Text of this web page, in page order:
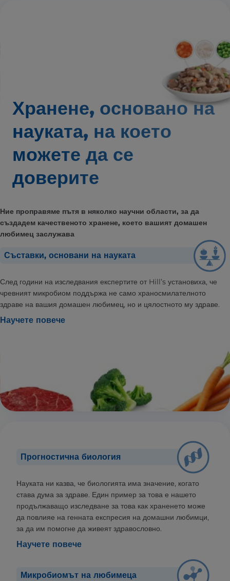
Хранене, основано на
науката, на което
можете да се
доверите
Ние проправяме пътя в няколко научни области, за да
създадем качественото хранене, което вашият домашен
любимец заслужава
Съставки, основани на науката
След години на изследвания експертите от Hill’s установиха, че
чревният микробиом поддържа не само храносмилателното
здраве на вашия домашен любимец, но и цялостното му здраве.
Научете повече
Прогностична биология
Науката ни казва, че биологията има значение, когато
става дума за здраве. Един пример за това е нашето
продължаващо изследване за това как храненето може
да повлияе на генната експресия на домашни любимци,
за да им помогне да живеят здравословно.
Научете повече
Микробиомът на любимеца